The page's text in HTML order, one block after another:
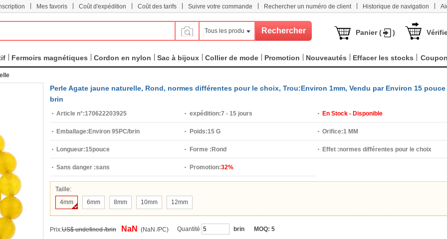
Mes favoris Coût d'expédition Coût des tarifs Suivre votre commande Rechercher un numéro de client Historique de navigation
Tous les produits Panier ( )
Fermoirs magnétiques Cordon en nylon Sac à bijoux Collier de mode Promotion Nouveautés Effacer les stocks
Perle Agate jaune naturelle, Rond, normes différentes pour le choix, Trou:Environ 1mm, Vendu par Environ 15 pouce
brin
Article n°:170622203925 expédition:7 - 15 jours En Stock - Disponible
Emballage: Environ 95PC/brin Poids:15 G Orifice:1 MM
Longueur:15pouce Forme : Rond Effet :normes différentes pour le choix
Sans danger :sans Promotion:32%
Taille:
4mm
6mm 8mm 10mm 12mm
Prix:US$ undefined /brin NaN (NaN /PC) Quantité brin MOQ: 5